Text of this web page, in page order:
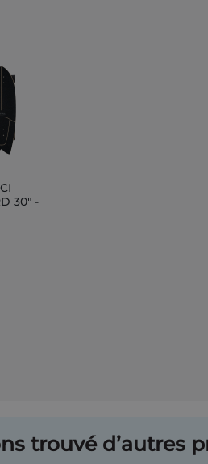
30" -
trouvé d’autres